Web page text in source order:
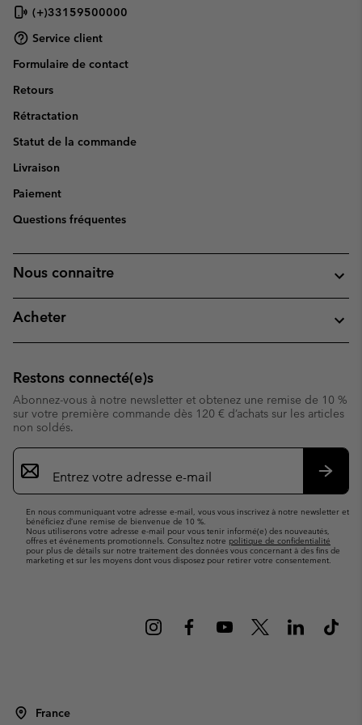
(+)33159500000
Service client
Formulaire de contact
Retours
Rétractation
Statut de la commande
Livraison
Paiement
Questions fréquentes
Nous connaitre
Acheter
Restons connecté(e)s
Abonnez-vous à notre newsletter et obtenez une remise de 10 %
sur votre première commande dès 120 € d’achats sur les articles
non soldés.
Inscription
par
e-
En nous communiquant votre adresse e-mail, vous vous inscrivez à notre newsletter et
bénéficiez d’une remise de bienvenue de 10 %.
Nous utiliserons votre adresse e-mail pour vous tenir informé(e) des nouveautés,
offres et événements promotionnels. Consultez notre politique de confidentialité
pour plus de détails sur notre traitement des données vous concernant à des fins de
marketing et sur les moyens dont vous disposez pour retirer votre consentement.
France